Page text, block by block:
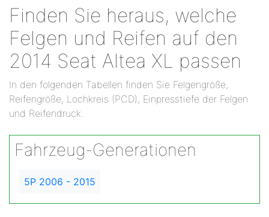
Finden Sie heraus, welche
Felgen und Reifen auf den
2014 Seat Altea XL passen
In den folgenden Tabellen finden Sie Felgengröße,
Reifengröße, Lochkreis (PCD), Einpresstiefe der Felgen
und Reifendruck.
Fahrzeug-Generationen
5P 2006 - 2015